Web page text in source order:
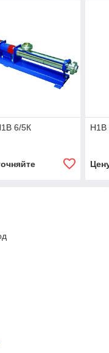
6/5К Н1В